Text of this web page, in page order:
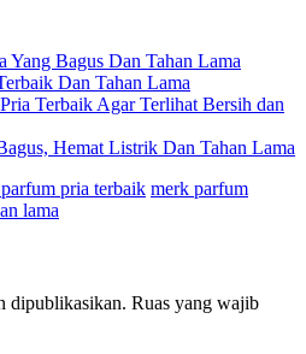
Yang Bagus Dan Tahan Lama
Dan Tahan Lama
Terbaik Agar Terlihat Bersih dan
Hemat Listrik Dan Tahan Lama
pria terbaik merk parfum
lama
dipublikasikan. Ruas yang wajib